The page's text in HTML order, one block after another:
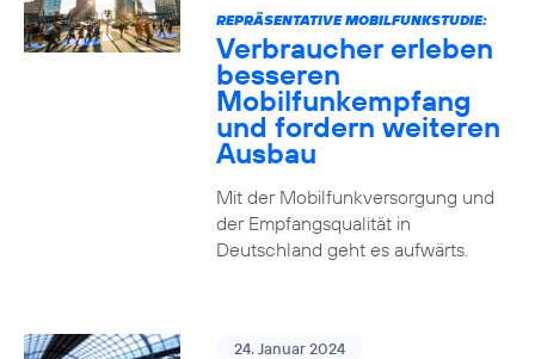
REPRÄSENTATIVE MOBILFUNKSTUDIE:
Verbraucher erleben
besseren
Mobilfunkempfang
und fordern weiteren
Ausbau
Mit der Mobilfunkversorgung und
der Empfangsqualität in
Deutschland geht es aufwärts.
24. Januar 2024